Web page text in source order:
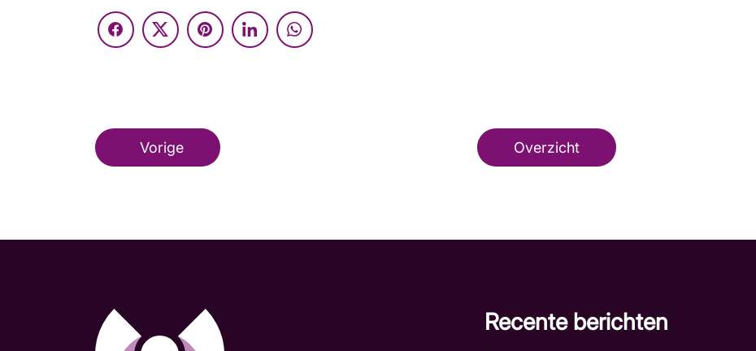
Overzicht
Vorige
Recente berichten